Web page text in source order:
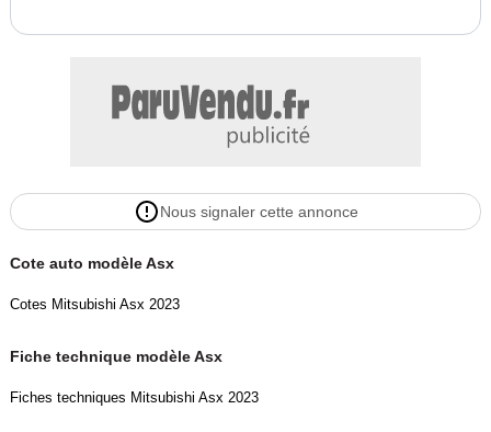
Nous signaler cette annonce
Cote auto modèle Asx
Cotes Mitsubishi Asx 2023
Fiche technique modèle Asx
Fiches techniques Mitsubishi Asx 2023